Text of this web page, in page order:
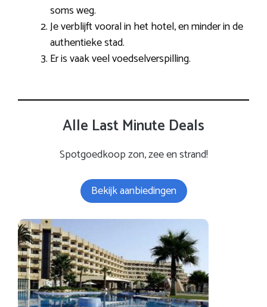
soms weg.
Je verblijft vooral in het hotel, en minder in de
authentieke stad.
Er is vaak veel voedselverspilling.
Alle Last Minute Deals
Spotgoedkoop zon, zee en strand!
Bekijk aanbiedingen